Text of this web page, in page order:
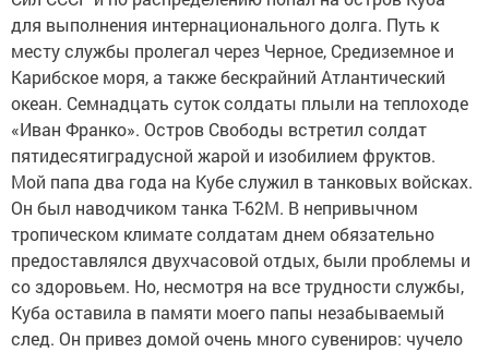
для выполнения интернационального долга. Путь к
месту службы пролегал через Черное, Средиземное и
Карибское моря, а также бескрайний Атлантический
океан. Семнадцать суток солдаты плыли на теплоходе
«Иван Франко». Остров Свободы встретил солдат
пятидесятиградусной жарой и изобилием фруктов.
Мой папа два года на Кубе служил в танковых войсках.
Он был наводчиком танка Т-62М. В непривычном
тропическом климате солдатам днем обязательно
предоставлялся двухчасовой отдых, были проблемы и
со здоровьем. Но, несмотря на все трудности службы,
Куба оставила в памяти моего папы незабываемый
след. Он привез домой очень много сувениров: чучело